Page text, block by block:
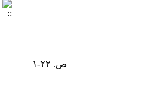
ص. ۲۲-۱